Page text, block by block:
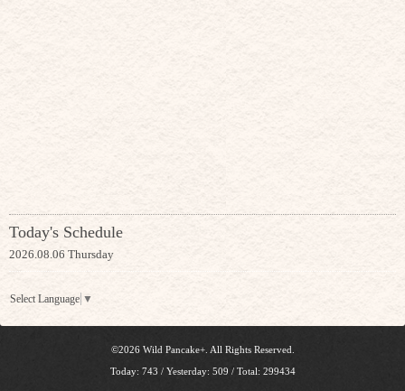
Today's Schedule
2026.08.06 Thursday
Select Language ▼
©2026 Wild Pancake+. All Rights Reserved.
Today: 743 / Yesterday: 509 / Total: 299434